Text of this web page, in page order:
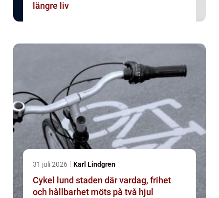
längre liv
31 juli 2026 Karl Lindgren
Cykel lund staden där vardag, frihet
och hållbarhet möts på två hjul